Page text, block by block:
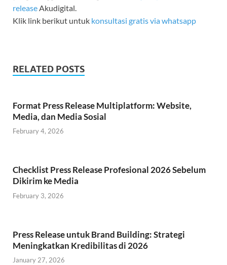
release Akudigital.
Klik link berikut untuk konsultasi gratis via whatsapp
RELATED POSTS
Format Press Release Multiplatform: Website,
Media, dan Media Sosial
February 4, 2026
Checklist Press Release Profesional 2026 Sebelum
Dikirim ke Media
February 3, 2026
Press Release untuk Brand Building: Strategi
Meningkatkan Kredibilitas di 2026
January 27, 2026